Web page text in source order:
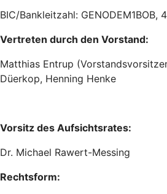
BIC/Bankleitzahl: GENODEM1BOB,
Vertreten durch den Vorstand:
Matthias Entrup
Düerkop, Henning Henke
Vorsitz des Aufsichtsrates:
Dr. Michael Rawert-Messing
Rechtsform: